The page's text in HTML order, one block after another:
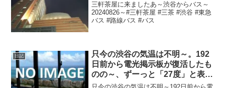
三軒茶屋に来ましたあ～渋谷からバス～
20240826～#三軒茶屋 #三茶 #渋谷 #東急
バス #路線バス #バス
日記
只今の渋谷の気温は不明～。192
日前から電光掲示板が復活したも
のの～、ずーっと「27度」と表示
されたままで、ついに164日前か